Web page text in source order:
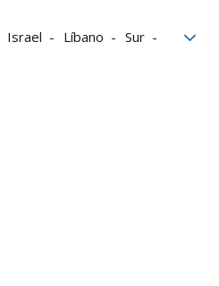
Israel Líbano
Sur